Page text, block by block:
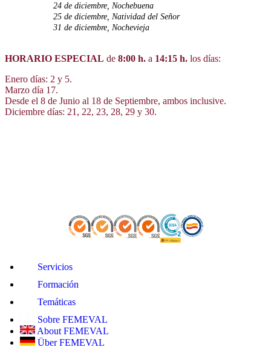
24 de diciembre, Nochebuena
25 de diciembre, Natividad del Señor
31 de diciembre, Nochevieja
HORARIO ESPECIAL de 8:00 h. a 14:15 h. los días:
Enero días: 2 y 5.
Marzo día 17.
Desde el 8 de Junio al 18 de Septiembre, ambos inclusive.
Diciembre días: 21, 22, 23, 28, 29 y 30.
Servicios
Formación
Temáticas
Sobre FEMEVAL
About FEMEVAL
Über FEMEVAL